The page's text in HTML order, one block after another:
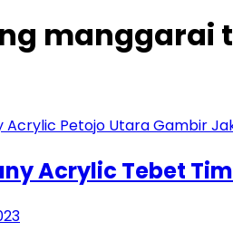
manggarai
Acrylic Tebet